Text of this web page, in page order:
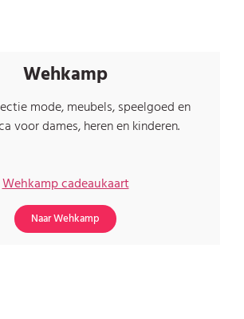
Wehkamp
mode, meubels, speelgoed en
voor dames, heren en kinderen.
Wehkamp cadeaukaart
Naar Wehkamp